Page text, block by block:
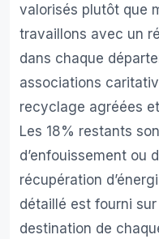
valorisés plutôt que
travaillons avec un
dans chaque
associations
recyclage agréées
Les 18% restants
d’enfouissement ou
récupération
détaillé est fourni
destination de